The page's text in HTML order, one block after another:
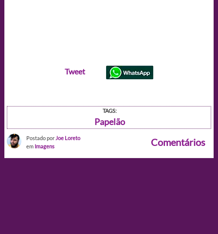
Tweet
TAGS:
Papelão
Postado por Joe Loreto
em Imagens Comentários